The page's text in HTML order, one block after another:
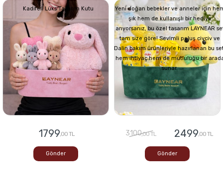
Kadifeli Lüks Tasarım Kutu
1799,00 TL
Gönder
Yeni doğan bebekler ve anneler için
şık hem de kullanışlı bir hediye
arıyorsanız, bu özel tasarım LAYNEAR
tam size göre! Sevimli peluş civciv ve
Dalin bakım ürünleriyle hazırlanan bu
hem ihtiyaç hem de mutluluğu bir
sunar.
3100,00 TL 2499,00 TL
Gönder